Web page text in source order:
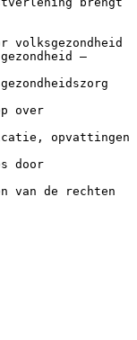
volksgezondheid
–
over
opvattingen
door
van de rechten